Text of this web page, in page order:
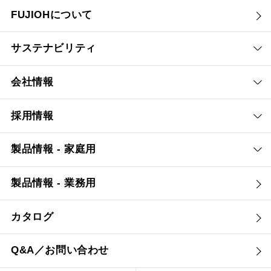
FUJIOHについて
サステナビリティ
会社情報
採用情報
製品情報 - 家庭用
製品情報 - 業務用
カタログ
Q&A／お問い合わせ